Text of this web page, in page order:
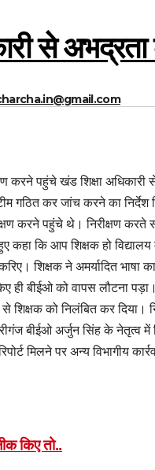
से
करने पहुंचे खंड शिक्षा
गठित कर जांच करने का निर्देश
करने पहुंचे थे। निरीक्षण
कहा कि आप शिक्षक हो
शिक्षक ने अमर्यादित
ही बीईओ को वापस लौटना
शिक्षक को निलंबित कर दिया।
बीईओ अर्जुन सिंह के नेतृत्व
मिलने पर अन्य विभागीय
किए तो..